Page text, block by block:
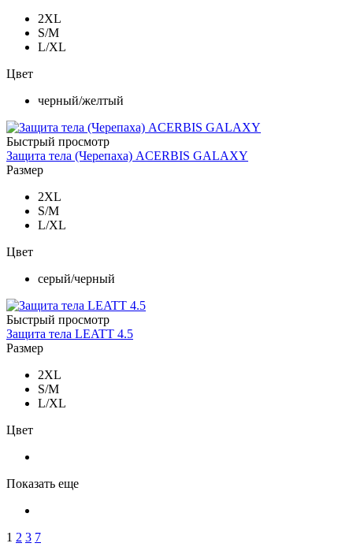
2XL
S/M
L/XL
Цвет
черный/желтый
Быстрый просмотр
Защита тела (Черепаха) ACERBIS GALAXY
Размер
2XL
S/M
L/XL
Цвет
серый/черный
Быстрый просмотр
Защита тела LEATT 4.5
Размер
2XL
S/M
L/XL
Цвет
Показать еще
1 2 3 7